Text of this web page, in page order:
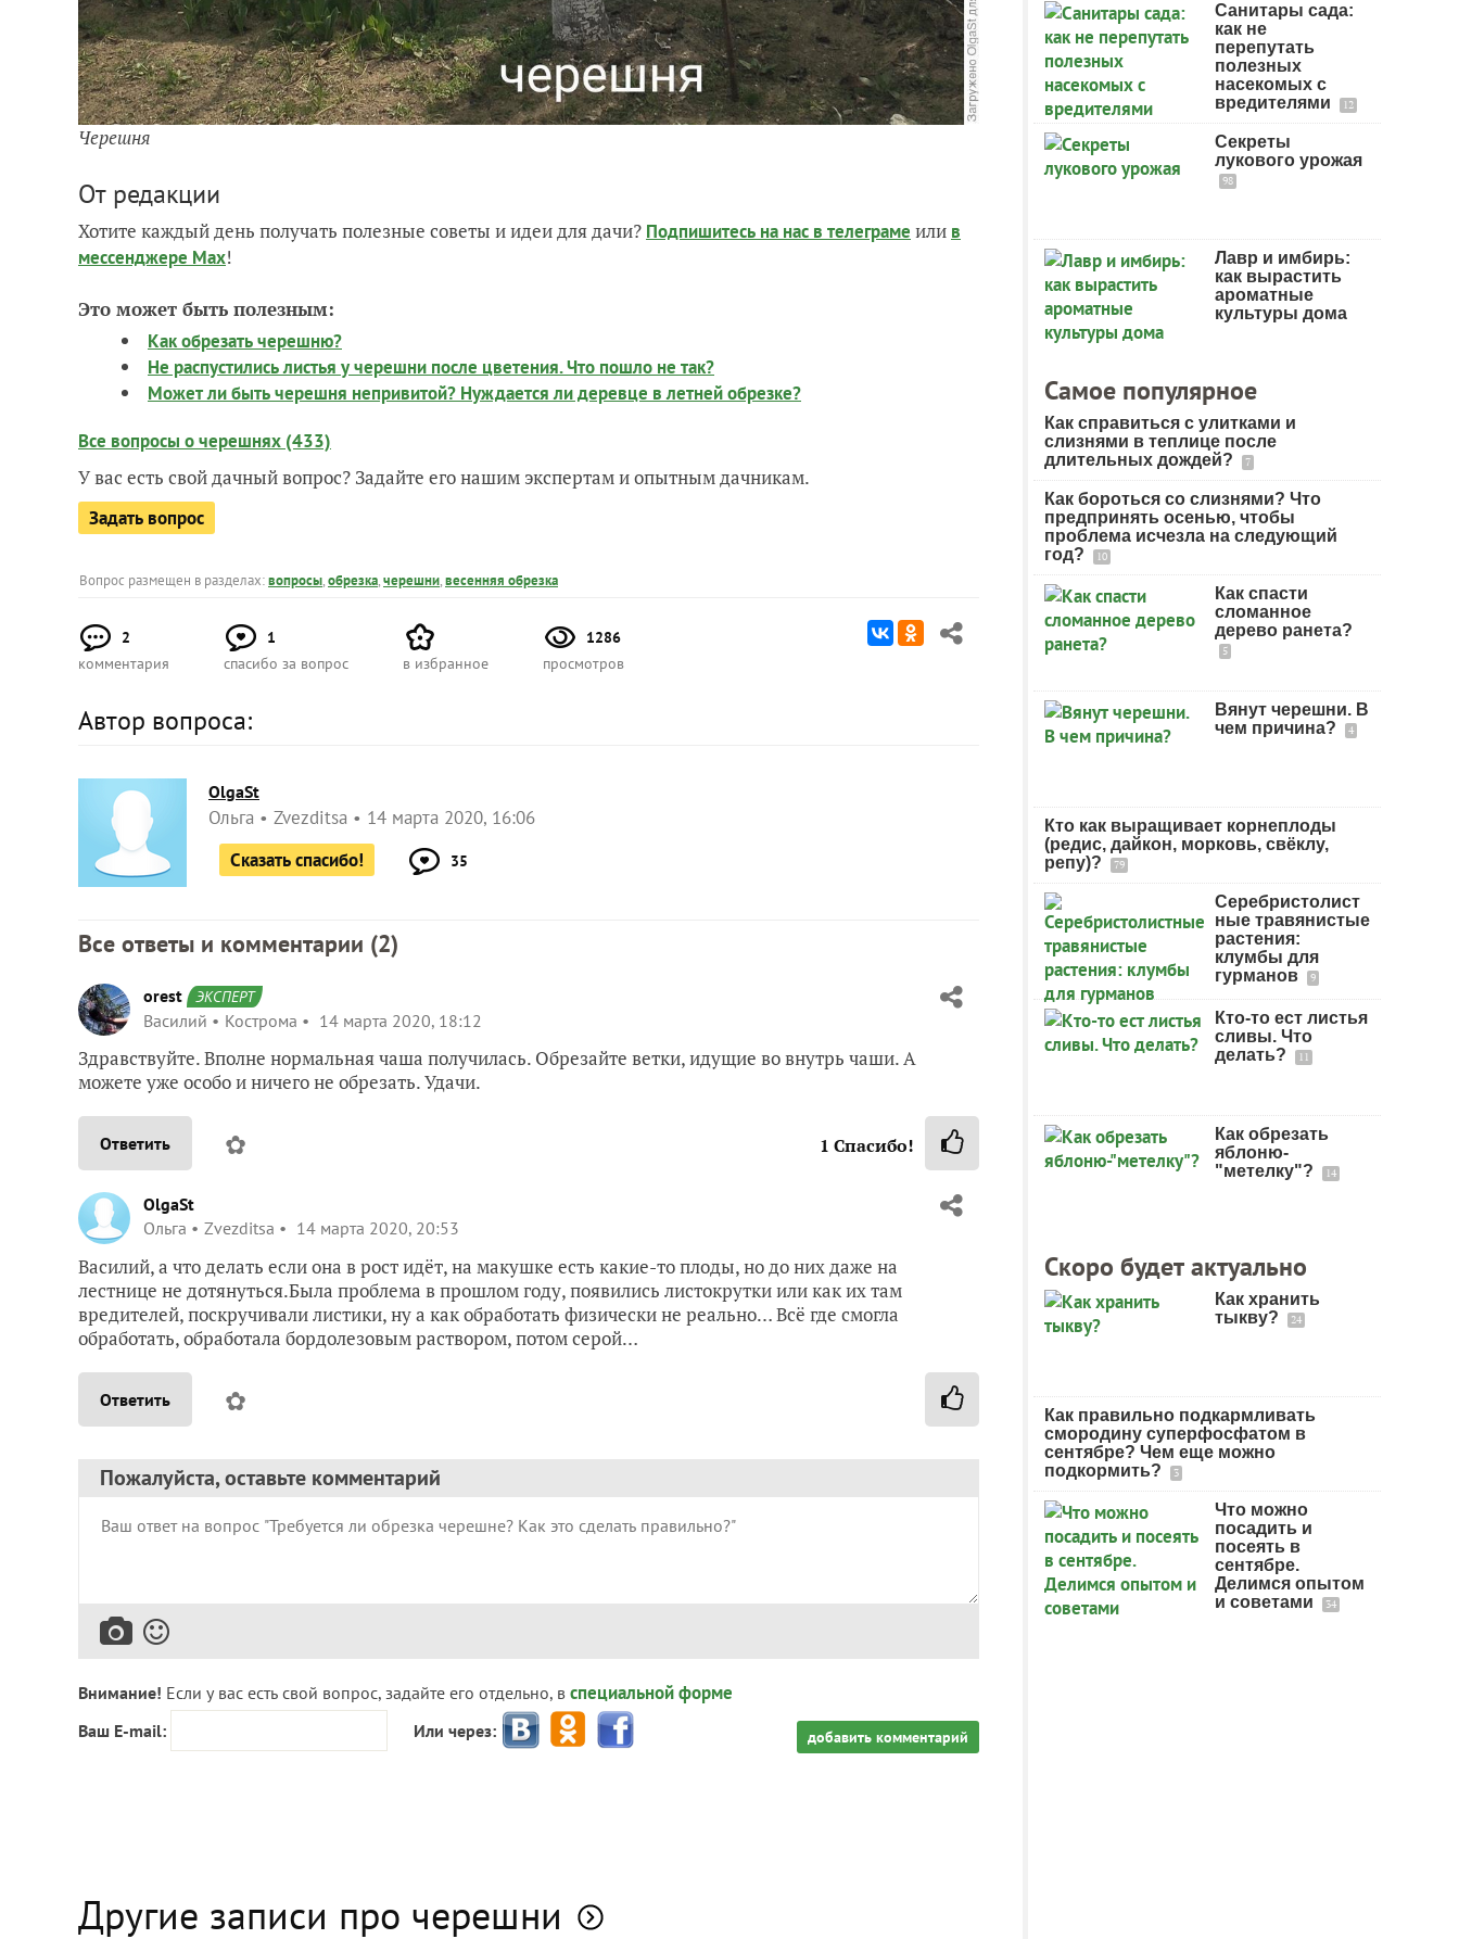
Черешня
От редакции
Хотите каждый день получать полезные советы и идеи для дачи? Подпишитесь на нас в телеграме или в
мессенджере Max!
Это может быть полезным:
Как обрезать черешню?
Не распустились листья у черешни после цветения. Что пошло не так?
Может ли быть черешня непривитой? Нуждается ли деревце в летней обрезке?
Все вопросы о черешнях (433)
У вас есть свой дачный вопрос? Задайте его нашим экспертам и опытным дачникам.
Задать вопрос
Вопрос размещен в разделах:вопросы,обрезка,черешни,весенняя обрезка
2
комментария
1
спасибо за вопрос
в избранное
1286
просмотров
Автор вопроса:
OlgaSt
Ольга Zvezditsa
14 марта 2020, 16:06
Сказать спасибо!
35
Все ответы и комментарии (2)
orest ЭКСПЕРТ
Василий Кострома 14 марта 2020, 18:12
Здравствуйте. Вполне нормальная чаша получилась. Обрезайте ветки, идущие во внутрь чаши. А
можете уже особо и ничего не обрезать. Удачи.
Ответить ✿ 1 Спасибо!
OlgaSt
Ольга
Zvezditsa 14 марта 2020, 20:53
Василий, а что делать если она в рост идёт, на макушке есть какие-то плоды, но до них даже на
лестнице не дотянуться.Была проблема в прошлом году, появились листокрутки или как их там
вредителей, поскручивали листики, ну а как обработать физически не реально… Всё где смогла
обработать, обработала бордолезовым раствором, потом серой…
Ответить ✿
Пожалуйста, оставьте комментарий
Внимание! Если у вас есть свой вопрос, задайте его отдельно, в специальной форме
Ваш E-mail: Или через: добавить комментарий
Другие записи про черешни
Санитары сада:
как не
перепутать
полезных
насекомых с
вредителями
12
Секреты
лукового урожая
98
Лавр и имбирь:
как вырастить
ароматные
культуры дома
Самое популярное
Как справиться с улитками и
слизнями в теплице после
длительных дождей?
7
Как бороться со слизнями? Что
предпринять осенью, чтобы
проблема исчезла на следующий
год?
10
Как спасти
сломанное
дерево ранета?
5
Вянут черешни. В
чем причина?
4
Кто как выращивает корнеплоды
(редис, дайкон, морковь, свёклу,
репу)?
79
Серебристолист
ные травянистые
растения:
клумбы для
гурманов
9
Кто-то ест листья
сливы. Что
делать?
11
Как обрезать
яблоню-
"метелку"?
14
Скоро будет актуально
Как хранить
тыкву?
24
Как правильно подкармливать
смородину суперфосфатом в
сентябре? Чем еще можно
подкормить?
3
Что можно
посадить и
посеять в
сентябре.
Делимся опытом
и советами
34